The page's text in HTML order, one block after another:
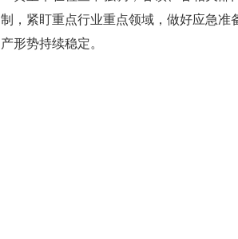
制，紧盯重点行业重点领域，做好应急
产形势持续稳定。